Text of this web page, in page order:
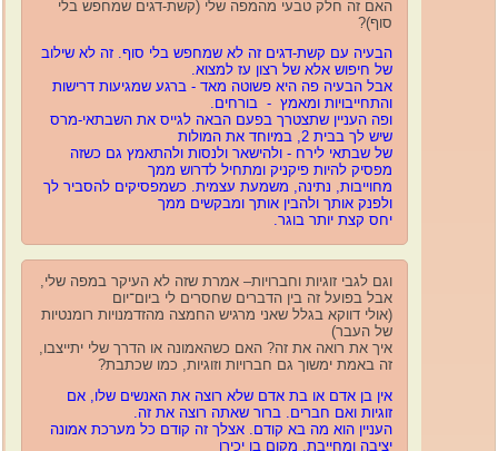
האם זה חלק טבעי מהמפה שלי (קשת-דגים שמחפש בלי
סוף)?
הבעיה עם קשת-דגים זה לא שמחפש בלי סוף. זה לא שילוב
של חיפוש אלא של רצון עז למצוא.
אבל הבעיה פה היא פשוטה מאד - ברגע שמגיעות דרישות
והתחייבויות ומאמץ - בורחים.
ופה העניין שתצטרך בפעם הבאה לגייס את השבתאי-מרס
שיש לך בבית 2, במיוחד את המולות
של שבתאי לירח - ולהישאר ולנסות ולהתאמץ גם כשזה
מפסיק להיות פיקניק ומתחיל לדרוש ממך
מחוייבות, נתינה, משמעת עצמית. כשמפסיקים להסביר לך
ולפנק אותך ולהבין אותך ומבקשים ממך
יחס קצת יותר בוגר.
וגם לגבי זוגיות וחברויות– אמרת שזה לא העיקר במפה שלי,
אבל בפועל זה בין הדברים שחסרים לי ביום־יום
(אולי דווקא בגלל שאני מרגיש החמצה מהזדמנויות רומנטיות
של העבר)
איך את רואה את זה? האם כשהאמונה או הדרך שלי יתייצבו,
זה באמת ימשוך גם חברויות וזוגיות, כמו שכתבת?
אין בן אדם או בת אדם שלא רוצה את האנשים שלו, אם
זוגיות ואם חברים. ברור שאתה רוצה את זה.
העניין הוא מה בא קודם. אצלך זה קודם כל מערכת אמונה
יציבה ומחייבת. מקום בו יכירו